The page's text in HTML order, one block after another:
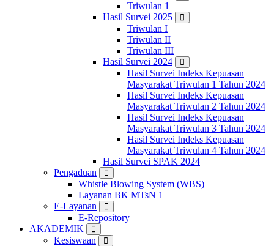
Triwulan 1
Hasil Survei 2025
Triwulan I
Triwulan II
Triwulan III
Hasil Survei 2024
Hasil Survei Indeks Kepuasan
Masyarakat Triwulan 1 Tahun 2024
Hasil Survei Indeks Kepuasan
Masyarakat Triwulan 2 Tahun 2024
Hasil Survei Indeks Kepuasan
Masyarakat Triwulan 3 Tahun 2024
Hasil Survei Indeks Kepuasan
Masyarakat Triwulan 4 Tahun 2024
Hasil Survei SPAK 2024
Pengaduan
Whistle Blowing System (WBS)
Layanan BK MTsN 1
E-Layanan
E-Repository
AKADEMIK
Kesiswaan